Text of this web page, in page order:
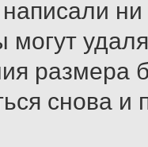
размера
снова и